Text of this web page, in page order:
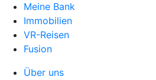
Meine Bank
Immobilien
VR-Reisen
Fusion
Über uns